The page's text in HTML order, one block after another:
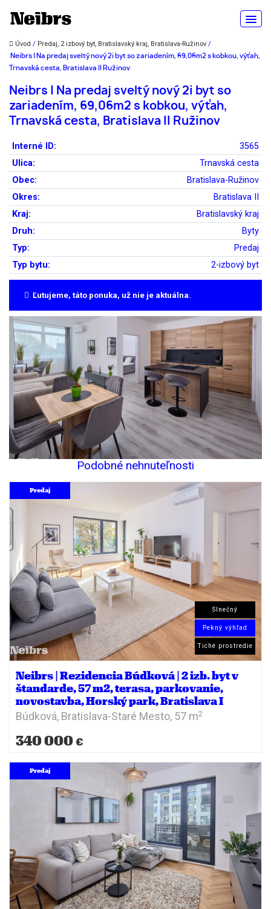
Úvod / Predaj, 2 izbový byt, Bratislavský kraj, Bratislava-Ružinov /
Neibrs | Na predaj sveltý nový 2i byt so zariadením, 69,06m2 s kobkou, výťah,
Trnavská cesta, Bratislava II Ružinov
Neibrs | Na predaj sveltý nový 2i byt so
zariadením, 69,06m2 s kobkou, výťah,
Trnavská cesta, Bratislava II Ružinov
Interné ID:
3565
Ulica:
Trnavská cesta
Obec:
Bratislava-Ružinov
Okres:
Bratislava II
Kraj:
Bratislavský kraj
Druh:
Byty
Typ:
Predaj
Typ bytu:
2-izbový byt
Ľutujeme, táto ponuka, už nie je aktuálna.
Podobné nehnuteľnosti
Predaj
Slnečný
Pekný výhľad
Tiché prostredie
Neibrs | Rezidencia Búdková | 2 izb. byt v
štandarde, 57 m2, terasa, parkovanie,
novostavba, Horský park, Bratislava I
Búdková, Bratislava-Staré Mesto, 57 m2
340 000 €
Predaj